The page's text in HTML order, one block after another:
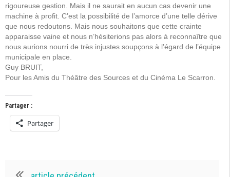
rigoureuse gestion. Mais il ne saurait en aucun cas devenir une
machine à profit. C’est la possibilité de l’amorce d’une telle dérive
que nous redoutons. Mais nous souhaitons que cette crainte
apparaisse vaine et nous n’hésiterions pas alors à reconnaître que
nous aurions nourri de très injustes soupçons à l’égard de l’équipe
municipale en place.
Guy BRUIT,
Pour les Amis du Théâtre des Sources et du Cinéma Le Scarron.
Partager :
Partager